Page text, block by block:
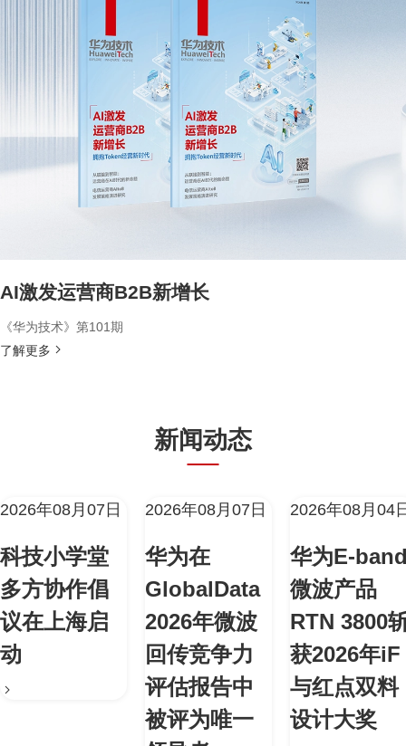
AI激发运营商B2B新增长
《华为技术》第101期
了解更多
新闻动态
2026年08月07日
科技小学堂
多方协作倡
议在上海启
动
2026年08月07日
华为在
GlobalData
2026年微波
回传竞争力
评估报告中
被评为唯一
2026年08月04
华为E-
微波产品
RTN 3800
获2026年iF
与红点双料
设计大奖